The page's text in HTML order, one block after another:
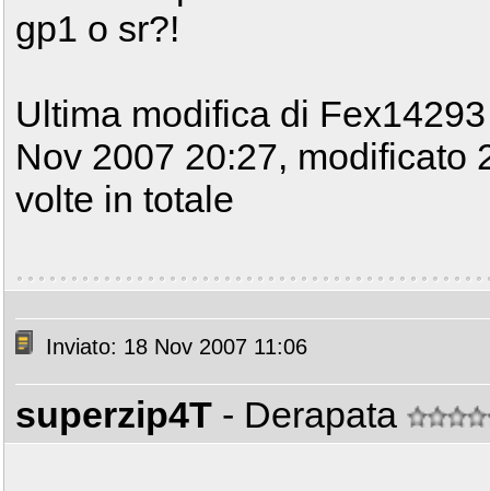
gp1 o sr?!
Ultima modifica di
Nov 2007 20:27, modificato
volte in totale
Inviato: 18 Nov 2007 11:06
superzip4T - Derapata